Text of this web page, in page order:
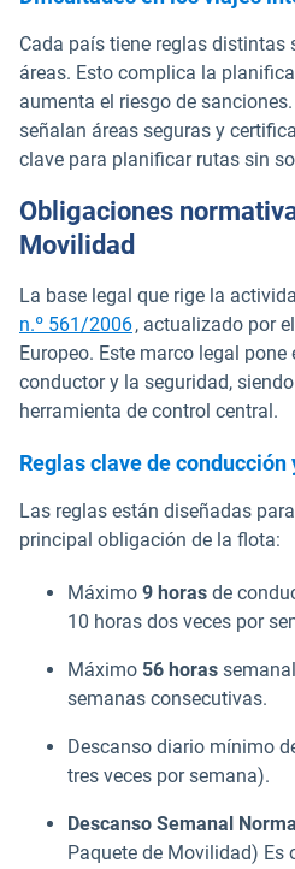
Cada país tiene reglas distintas
áreas. Esto complica la
aumenta el riesgo de
señalan áreas seguras y
clave para planificar rutas sin
Obligaciones
Movilidad
La base legal que rige la
n.º 561/2006Abrir en una
, actualizado por
Europeo. Este marco legal pone
conductor y la seguridad, siendo
herramienta de control central.
Reglas clave de conducción
Las reglas están diseñadas
principal obligación de la flota:
Máximo 9 horas de
10 horas dos veces por
Máximo 56 horas
semanas consecutivas.
Descanso diario mínimo
tres veces por semana).
Descanso Semanal
Paquete de Movilidad)